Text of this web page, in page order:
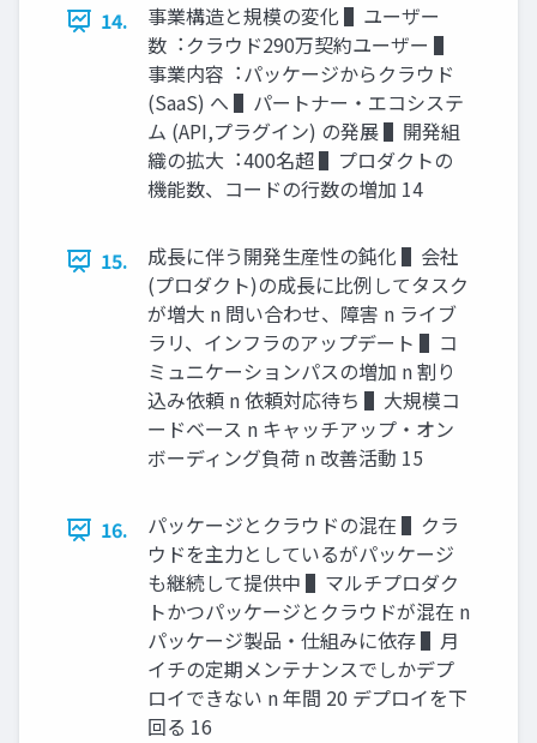
14.
事業構造と規模の変化 ▌ユーザー
数︓クラウド290万契約ユーザー ▌
事業内容︓パッケージからクラウド
(SaaS) へ ▌パートナー・エコシステ
ム (API,プラグイン) の発展 ▌開発組
織の拡⼤︓400名超 ▌プロダクトの
機能数、コードの⾏数の増加 14
15.
成⻑に伴う開発⽣産性の鈍化 ▌会社
(プロダクト)の成⻑に⽐例してタスク
が増⼤ n 問い合わせ、障害 n ライブ
ラリ、インフラのアップデート ▌コ
ミュニケーションパスの増加 n 割り
込み依頼 n 依頼対応待ち ▌⼤規模コ
ードベース n キャッチアップ・オン
ボーディング負荷 n 改善活動 15
16.
パッケージとクラウドの混在 ▌クラ
ウドを主⼒としているがパッケージ
も継続して提供中 ▌マルチプロダク
トかつパッケージとクラウドが混在 n
パッケージ製品・仕組みに依存 ▌⽉
イチの定期メンテナンスでしかデプ
ロイできない n 年間 20 デプロイを下
回る 16